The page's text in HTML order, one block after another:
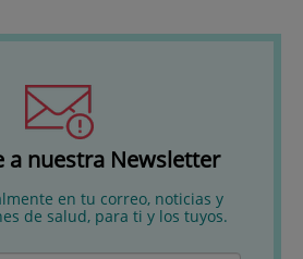
a nuestra Newsletter
en tu correo, noticias y
de salud, para ti y los tuyos.